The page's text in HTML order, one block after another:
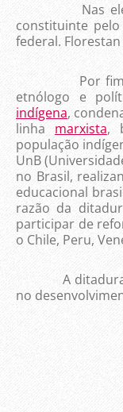
Nas
constituinte
federal.
Por fim,
etnólogo e
indígena,
linha marxista,
população
UnB
no Brasil,
educacional
razão da
participar de
o Chile, Peru,
A ditadura
no